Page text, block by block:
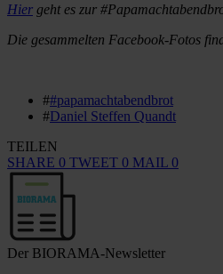
Hier geht es zur
Die gesammelten Facebook-Fotos
##papamachtabendbrot
#Daniel Steffen Quandt
TEILEN
SHARE 0 TWEET 0 MAIL 0
Der BIORAMA-Newsletter